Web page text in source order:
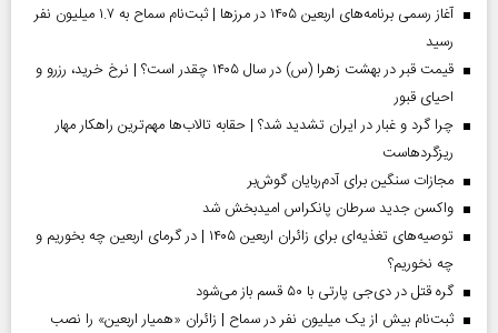
آغاز رسمی برنامه‌های اربعین ۱۴۰۵ در مرز‌ها | ثبت‌نام سماح به ۱.۷ میلیون نفر
رسید
قیمت قبر در بهشت زهرا (س) در سال ۱۴۰۵ چقدر است؟ | نرخ خرید، رزرو و
احیای قبور
چرا گرد و غبار در ایران تشدید شد؟ | حقابه تالاب‌ها مهم‌ترین راهکار مهار
ریزگردهاست
مجازات سنگین برای آدم‌ربایان گوش‌بر
واکسن جدید سرطان پانکراس امیدبخش شد
توصیه‌های تغذیه‌ای برای زائران اربعین ۱۴۰۵ | در گرمای اربعین چه بخوریم و
چه نخوریم؟
گره قتل در دی‌جی پارتی با ۵۰ قسم باز می‌شود
ثبت‌نام بیش از یک میلیون نفر در سماح | زائران «همیار اربعین» را نصب